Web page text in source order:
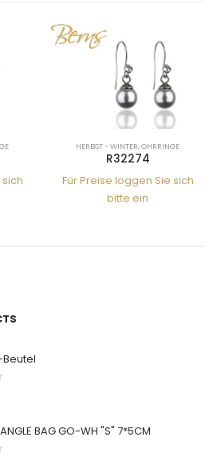
HERBST - WINTER,OHRRINGE
R32274
Für Preise loggen Sie sich
bitte ein
BAG GO-WH "S" 7*5CM